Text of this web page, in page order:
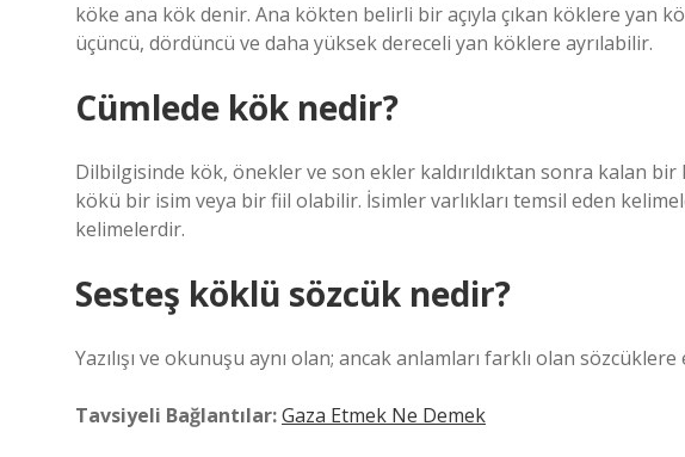
köke ana kök denir. Ana kökten belirli bir açıyla çıkan köklere yan
üçüncü, dördüncü ve daha yüksek dereceli yan köklere ayrılabilir.
Cümlede kök nedir?
Dilbilgisinde kök, önekler ve son ekler kaldırıldıktan sonra kalan bir
kökü bir isim veya bir fiil olabilir. İsimler varlıkları temsil eden
kelimelerdir.
Sesteş köklü sözcük nedir?
Yazılışı ve okunuşu aynı olan; ancak anlamları farklı olan
Tavsiyeli Bağlantılar:Gaza Etmek Ne Demek